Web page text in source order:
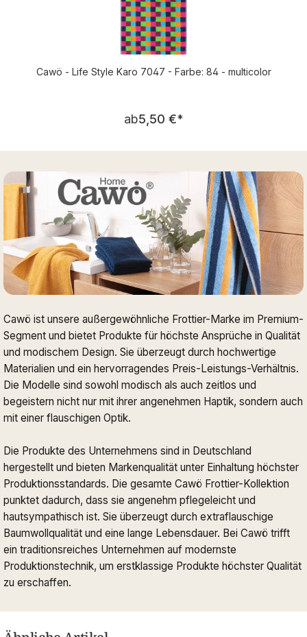
Cawö - Life Style Karo 7047 - Farbe: 84 - multicolor
Regulärer Preis:
ab5,50 €*
Cawö ist unsere außergewöhnliche Frottier-Marke im Premium-
Segment und bietet Produkte für höchste Ansprüche in Qualität
und modischem Design. Sie überzeugt durch hochwertige
Materialien und ein hervorragendes Preis-Leistungs-Verhältnis.
Die Modelle sind sowohl modisch als auch zeitlos und
begeistern nicht nur mit ihrer angenehmen Haptik, sondern auch
mit einer flauschigen Optik.
Die Produkte des Unternehmens sind in Deutschland
hergestellt und bieten Markenqualität unter Einhaltung höchster
Produktionsstandards. Die gesamte Cawö Frottier-Kollektion
punktet dadurch, dass sie angenehm pflegeleicht und
hautsympathisch ist. Sie überzeugt durch extraflauschige
Baumwollqualität und eine lange Lebensdauer. Bei Cawö trifft
ein traditionsreiches Unternehmen auf modernste
Produktionstechnik, um erstklassige Produkte höchster Qualität
zu erschaffen.